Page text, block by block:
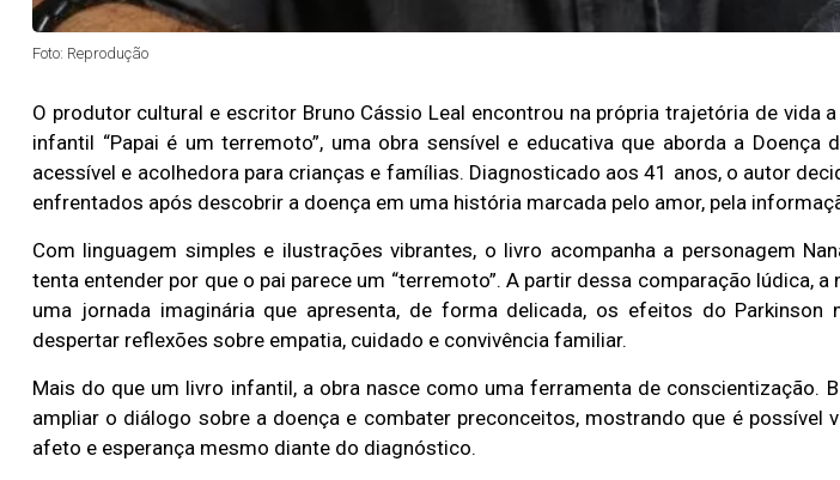
Foto: Reprodução
O produtor cultural e escritor Bruno Cássio Leal encontrou na própria trajetória de vida
infantil “Papai é um terremoto”, uma obra sensível e educativa que aborda a Doença
acessível e acolhedora para crianças e famílias. Diagnosticado aos 41 anos, o autor
enfrentados após descobrir a doença em uma história marcada pelo amor, pela
Com linguagem simples e ilustrações vibrantes, o livro acompanha a personagem
tenta entender por que o pai parece um “terremoto”. A partir dessa comparação lúdica,
uma jornada imaginária que apresenta, de forma delicada, os efeitos do Parkinson
despertar reflexões sobre empatia, cuidado e convivência familiar.
Mais do que um livro infantil, a obra nasce como uma ferramenta de conscientização.
ampliar o diálogo sobre a doença e combater preconceitos, mostrando que é possível
afeto e esperança mesmo diante do diagnóstico.